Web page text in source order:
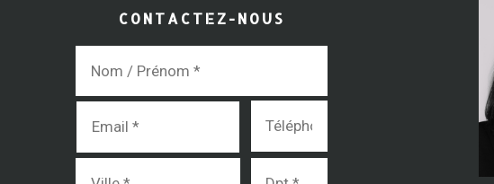
CONTACTEZ-NOUS